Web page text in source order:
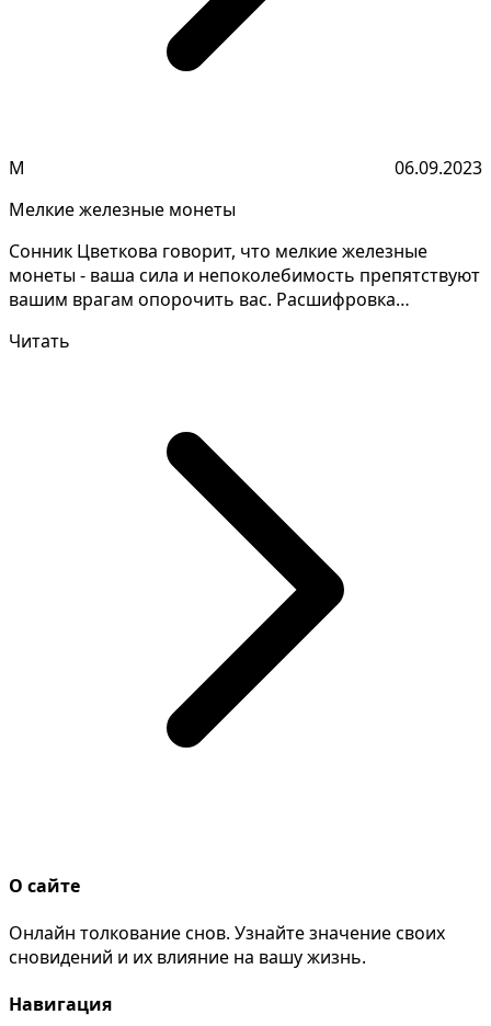
М
06.09.2023
Мелкие железные монеты
Сонник Цветкова говорит, что мелкие железные
монеты - ваша сила и непоколебимость препятствуют
вашим врагам опорочить вас. Расшифровка
Читать
О сайте
Онлайн толкование снов. Узнайте значение своих
сновидений и их влияние на вашу жизнь.
Навигация